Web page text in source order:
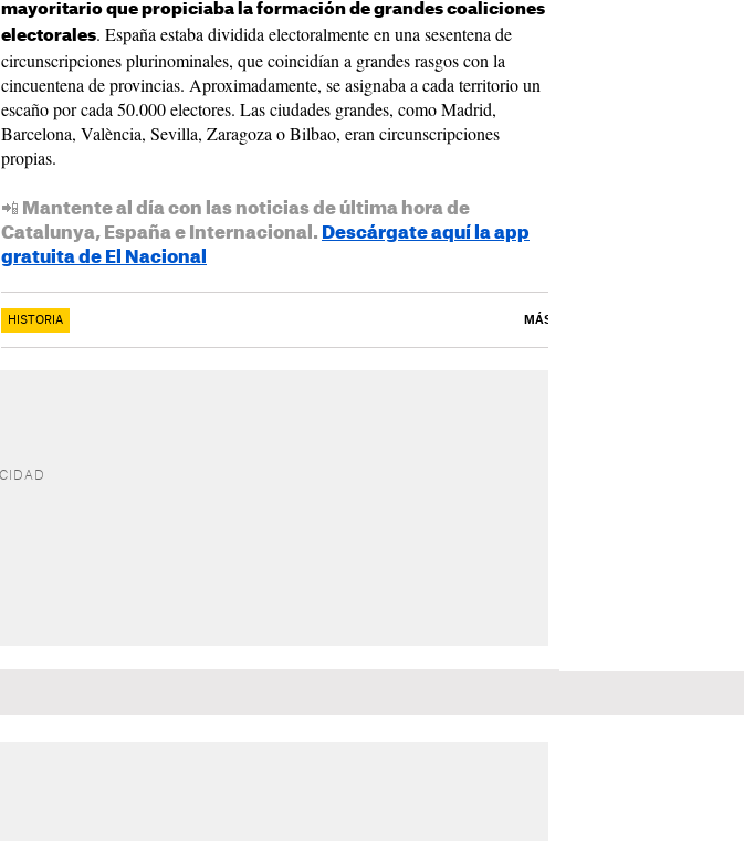
mayoritario que propiciaba la formación de grandes coaliciones
electorales. España estaba dividida electoralmente en una sesentena de
circunscripciones plurinominales, que coincidían a grandes rasgos con la
cincuentena de provincias. Aproximadamente, se asignaba a cada territorio un
escaño por cada 50.000 electores. Las ciudades grandes, como Madrid,
Barcelona, València, Sevilla, Zaragoza o Bilbao, eran circunscripciones
propias.
📲 Mantente al día con las noticias de última hora de
Catalunya, España e Internacional. Descárgate aquí la app
gratuita de El Nacional
HISTORIA MÁS